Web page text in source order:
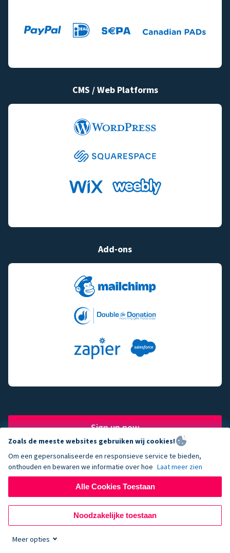
CMS / Web Platforms
Add-ons
Sign up now
The fundraising engine of
choice for successful
Zoals de meeste websites gebruiken wij cookies!
Om een gepersonaliseerde en responsieve service te bieden,
onthouden en bewaren we informatie over hoe Laat meer zien
Alle Cookies Toestaan
Noodzakelijke toestaan
Meer opties